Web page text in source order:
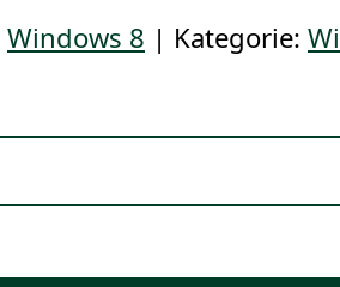
Windows 8 | Kategorie: